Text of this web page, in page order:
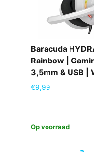
Baracuda
Rainbow |
3,5mm & USB |
€9,99
Op voorraad